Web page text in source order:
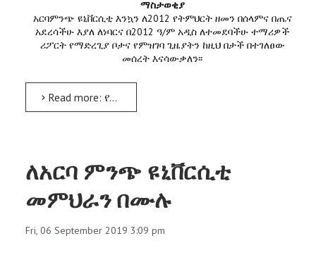
ማስታወቂያ
አርባምንጭ ዩኒቨርሲቲ እንኳን ለ2012 የትምህርት ዘመን በሰላምና በጤና
አደረሳችሁ እያለ ለነባርና በ2012 ዓ/ም አዲስ ለተመደባችሁ ተማሪዎች
ሪፖርት የማድረጊያ ቦታና የምዝገባ ጊዜያትን ከዚህ በታች በተገለፀው
መሰረት እናሳውቃለን፡፡
Read more: የምዝገባ ቀናት
ለአርባ ምንጭ ዩኒቨርሲቲ
መምህራን በሙሉ
Fri, 06 September 2019 3:09 pm